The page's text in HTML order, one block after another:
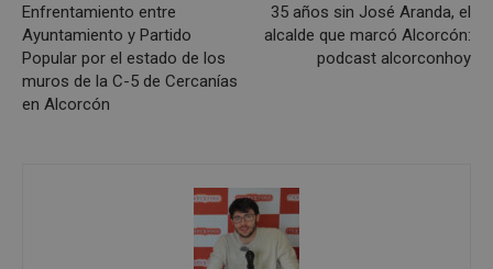
Enfrentamiento entre
Ayuntamiento y Partido
Popular por el estado de los
muros de la C-5 de Cercanías
en Alcorcón
35 años sin José Aranda, el
alcalde que marcó Alcorcón:
podcast alcorconhoy
El sitio web no se puede utilizar correctamente sin
las cookies estrictamente necesarias.
Nombre
Proveedor/
PHPSESSID